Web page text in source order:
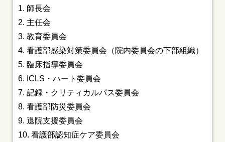
師長会
主任会
教育委員会
看護部感染対策委員会（院内委員会の下部組織）
臨床指導委員会
ICLS・ハート委員会
記録・クリティカルパス委員会
看護部防災委員会
退院支援委員会
看護部認知症ケア委員会